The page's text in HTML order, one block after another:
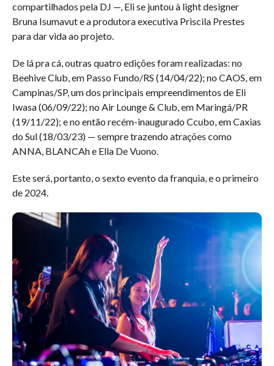
compartilhados pela DJ —, Eli se juntou à light designer
Bruna Isumavut e a produtora executiva Priscila Prestes
para dar vida ao projeto.
De lá pra cá, outras quatro edições foram realizadas: no
Beehive Club, em Passo Fundo/RS (14/04/22); no CAOS, em
Campinas/SP, um dos principais empreendimentos de Eli
Iwasa (06/09/22); no Air Lounge & Club, em Maringá/PR
(19/11/22); e no então recém-inaugurado Ccubo, em Caxias
do Sul (18/03/23) — sempre trazendo atrações como
ANNA, BLANCAh e Ella De Vuono.
Este será, portanto, o sexto evento da franquia, e o primeiro
de 2024.